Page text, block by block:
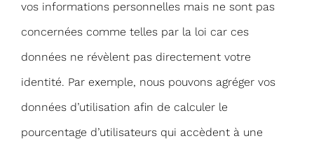
vos informations personnelles mais ne sont pas
concernées comme telles par la loi car ces
données ne révèlent pas directement votre
identité. Par exemple, nous pouvons agréger vos
données d’utilisation afin de calculer le
pourcentage d’utilisateurs qui accèdent à une